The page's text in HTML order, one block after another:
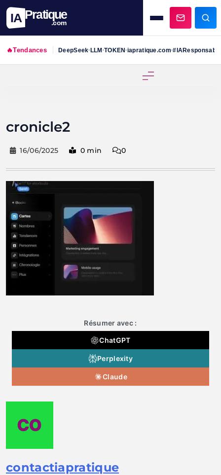
IA Pratique
.com
🔥Tendances DeepSeek•LLM•TOKEN•iapratique.com•#IAResponsable
cronicle2
16/06/2025 0 min 0
Résumer avec :
ChatGPT
Perplexity
Claude
contactiapratique